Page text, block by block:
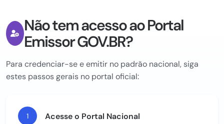
Não tem acesso ao Portal
Emissor GOV.BR?
Para credenciar-se e emitir no padrão nacional, siga
estes passos gerais no portal oficial:
1 Acesse o Portal Nacional